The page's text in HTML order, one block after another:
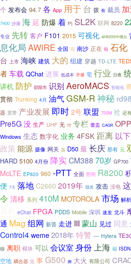
个 发布会 94.7 各 App 用于 台 拨 有 裁员
7400 沙漠 海 延 防爆 着 约 SL2K 联网 8220
专业 先转 客户 F101 2015 可视化 slr8000中继台
息化局 AWIRE 全国 很 南沙 正在 啦 石化
台 上市 海峡 建筑 大的 组建 穿越 TD-LTE
者车载 QChat 进展 低成本 开展 宅 行业 日夜
讲机 防护 邵阳市 识别 AeroMACS 智能化
贯彻 Trunking 4月 油气GSM-R 神秘
器 宽带 产业发展 即时 2号 联盟 700M 抢 还
Pre5G 没 生产 UHF 无 增 专栏 覆盖 CAGR
Windows 生态 数字化 业务 4FSK 距离 以
政策 能源 摄像 网关 器 D50 最 长庆 那有 元
HARD 5100 4月份 降实 CM388 70岁 GP700
McLTE EP820 960 -PTT 全面 照明 R8200
便 7天 落地 C2660 2019年 颁发 攻击 没电
令 清移 系列 410M MOTOROLA 市场 解
eChat FPGA PDDS Mobile 深圳 速发 北斗
通 Mag 组网 新晋 走进 III 蒙山 见过 同意
Control4 weme 2018年特警 --- Hytera
徐 离职 模块 可以 会议室 身份上海 福 ISDN
空地 耦合器 完 事 G500 脚 大火 有限公司